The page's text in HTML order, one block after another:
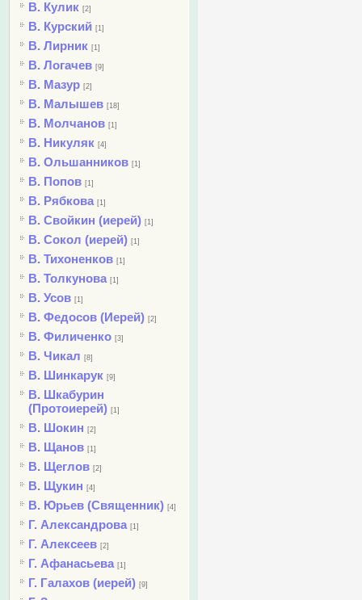
В. Кулик [2]
В. Курский [1]
В. Лирник [1]
В. Логачев [9]
В. Мазур [2]
В. Малышев [18]
В. Молчанов [1]
В. Никуляк [4]
В. Ольшанников [1]
В. Попов [1]
В. Рябкова [1]
В. Свойкин (иерей) [1]
В. Сокол (иерей) [1]
В. Тихоненков [1]
В. Толкунова [1]
В. Усов [1]
В. Федосов (Иерей) [2]
В. Филиченко [3]
В. Чикал [8]
В. Шинкарук [9]
В. Шкабурин
(Протоиерей) [1]
В. Шокин [2]
В. Щанов [1]
В. Щеглов [2]
В. Щукин [4]
В. Юрьев (Священник) [4]
Г. Александрова [1]
Г. Алексеев [2]
Г. Афанасьева [1]
Г. Галахов (иерей) [9]